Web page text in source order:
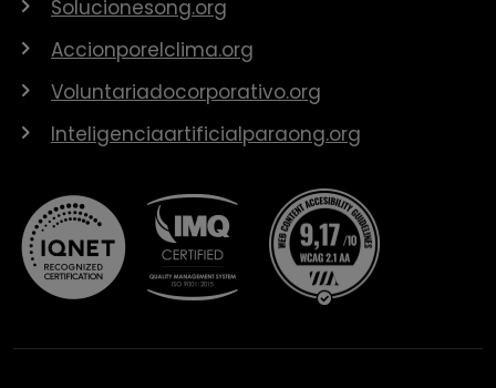
Solucionesong.org
Accionporelclima.org
Voluntariadocorporativo.org
Inteligenciaartificialparaong.org